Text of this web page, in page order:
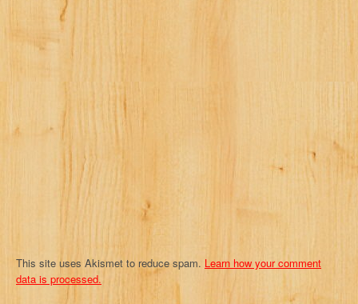
g
a
o
This site uses Akismet to reduce spam. Learn how your comment
data is processed.